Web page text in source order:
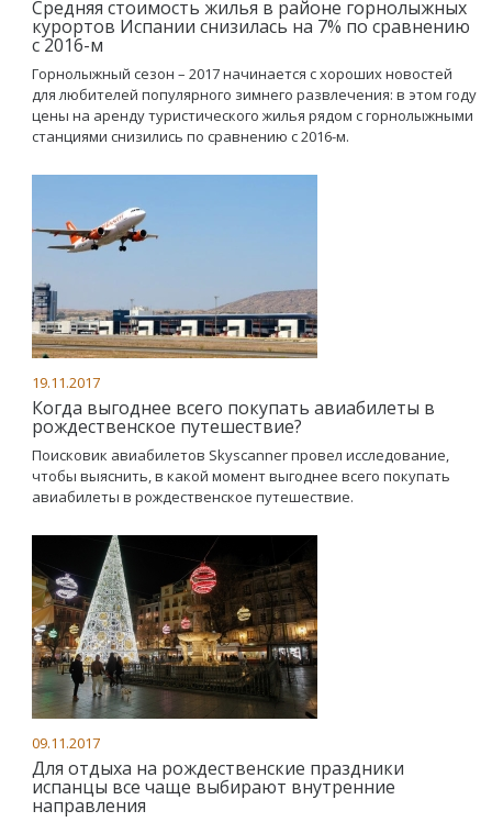
Средняя стоимость жилья в районе горнолыжных
курортов Испании снизилась на 7% по сравнению
с 2016-м
Горнолыжный сезон – 2017 начинается с хороших новостей
для любителей популярного зимнего развлечения: в этом году
цены на аренду туристического жилья рядом с горнолыжными
станциями снизились по сравнению с 2016-м.
19.11.2017
Когда выгоднее всего покупать авиабилеты в
рождественское путешествие?
Поисковик авиабилетов Skyscanner провел исследование,
чтобы выяснить, в какой момент выгоднее всего покупать
авиабилеты в рождественское путешествие.
09.11.2017
Для отдыха на рождественские праздники
испанцы все чаще выбирают внутренние
направления